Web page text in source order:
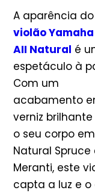
A aparência do
violão Yamaha
AII Natural é
espetáculo à
Com um
acabamento
verniz brilhante
o seu corpo em
Natural Spruce
Meranti, este
capta a luz e o